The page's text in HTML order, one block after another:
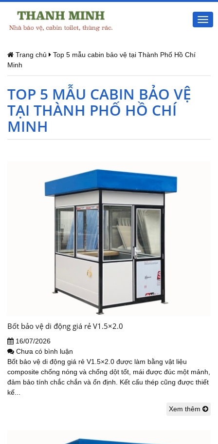
Trang chủ
Top 5 mẫu cabin bảo vệ tại Thành Phố Hồ Chí
Minh
TOP 5 MẪU CABIN BẢO VỆ
TẠI THÀNH PHỐ HỒ CHÍ
MINH
Bốt bảo vệ di động giá rẻ V1.5×2.0
16/07/2026
Chưa có bình luận
Bốt bảo vệ di động giá rẻ V1.5×2.0 được làm bằng vật liệu
composite chống nóng và chống dột tốt, mái được đúc một mảnh,
đảm bảo tính chắc chắn và ổn định. Kết cấu thép cũng được thiết
kế...
Xem thêm